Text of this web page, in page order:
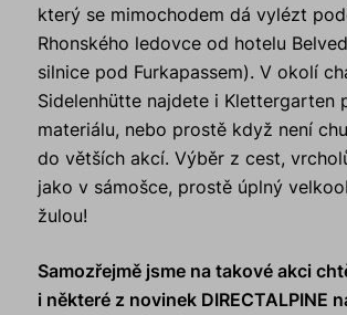
který se mimochodem dá vylézt
Rhonského ledovce od hotelu
silnice pod Furkapassem). V okolí
Sidelenhütte najdete i Klettergarten
materiálu, nebo prostě když není
do větších akcí. Výběr z cest,
jako v sámošce, prostě úplný
žulou!
Samozřejmě jsme na takové akci
i některé z novinek DIRECTALPINE